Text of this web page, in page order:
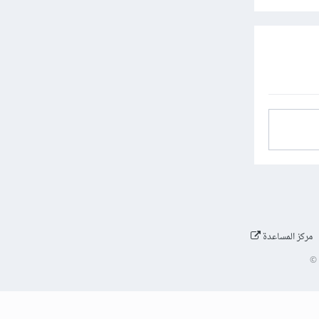
مركز المساعدة
©